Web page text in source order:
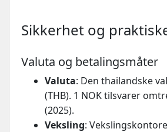
Sikkerhet og
Valuta og betalingsmåter
Valuta: Den thailandske
(THB). 1 NOK tilsvarer
(2025).
Veksling: